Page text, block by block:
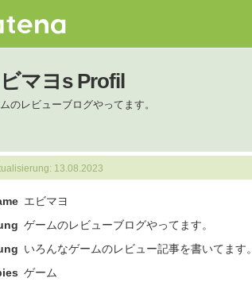
マヨs Profil
のレビューブログやってます。
13.08.2023
エビマヨ
ゲームのレビューブログやってます。
いろんなゲームのレビュー記事を書いてます。
ゲーム